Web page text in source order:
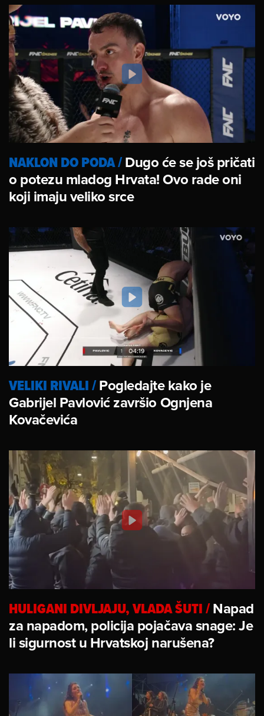
NAKLON DO PODA/Dugo će se još pričati
o potezu mladog Hrvata! Ovo rade oni
koji imaju veliko srce
VELIKI RIVALI/Pogledajte kako je
Gabrijel Pavlović završio Ognjena
Kovačevića
HULIGANI DIVLJAJU, VLADA ŠUTI/Napad
za napadom, policija pojačava snage: Je
li sigurnost u Hrvatskoj narušena?